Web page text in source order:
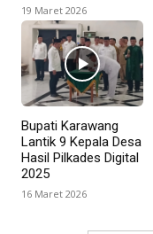
19 Maret 2026
Bupati Karawang
Lantik 9 Kepala Desa
Hasil Pilkades Digital
2025
16 Maret 2026